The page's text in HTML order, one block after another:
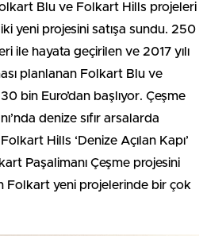
Folkart Blu ve Folkart Hills projeleri
yeni projesini satışa sundu. 250
ile hayata geçirilen ve 2017 yılı
planlanan Folkart Blu ve
bin Euro’dan başlıyor. Çeşme
denize sıfır arsalarda
Hills ‘Denize Açılan Kapı’
Paşalimanı Çeşme projesini
Folkart yeni projelerinde bir çok